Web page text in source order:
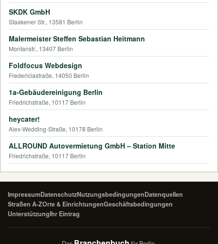
SKDK GmbH
Staakener Str., 13581 Berlin
Malermeister Steffen Sebastian Heitmann
Montanstr., 13407 Berlin
Foldfocus Webdesign
Fredericiastraße, 14050 Berlin
1a-Gebäudereinigung Berlin
Friedrichstraße, 10117 Berlin
heycater!
Alex-Wedding-Straße, 10178 Berlin
ALLROUND Autovermietung GmbH – Station Mitte
Friedrichstraße, 10117 Berlin
ImpressumDatenschutzNutzungsbedingungenDatenquellen
Straßen A-ZOrte & EinrichtungenGeschäftsbedingungen
UnterstützungIhr Eintrag